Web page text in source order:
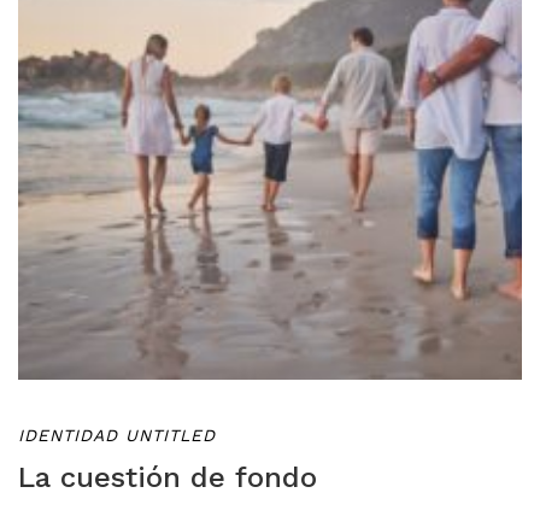
IDENTIDAD UNTITLED
La cuestión de fondo